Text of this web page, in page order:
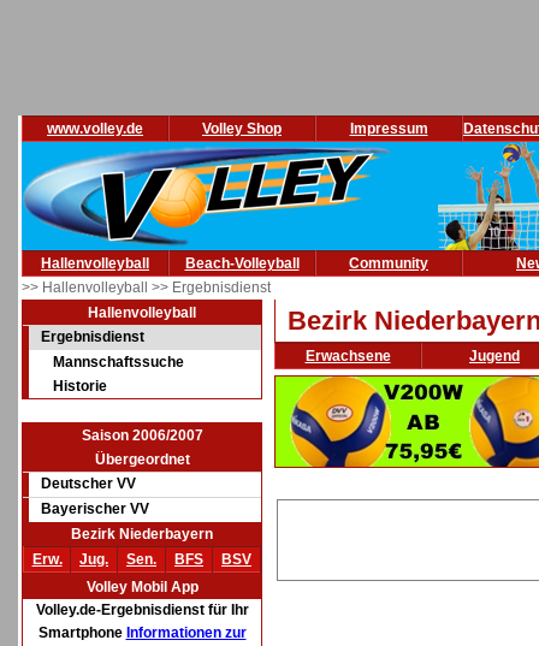
www.volley.de Volley Shop Impressum
Hallenvolleyball Beach-Volleyball Community
>> Hallenvolleyball >> Ergebnisdienst
Hallenvolleyball
Ergebnisdienst
Mannschaftssuche
Historie
Saison 2006/2007
Übergeordnet
Deutscher VV
Bayerischer VV
Bezirk Niederbayern
Erw.
Jug. Sen. BFS
BSV
Volley Mobil App
Volley.de-Ergebnisdienst für Ihr
Smartphone Informationen zur
Bezirk
Erwachsene Jugend